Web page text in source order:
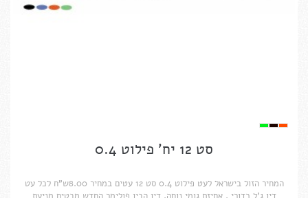
סט 12 יח' פילוט 0.4
המחיר הזול בישראל לעט פילוט 0.4 סט 12 עטים במחיר 8.00ש"ח לכל עט